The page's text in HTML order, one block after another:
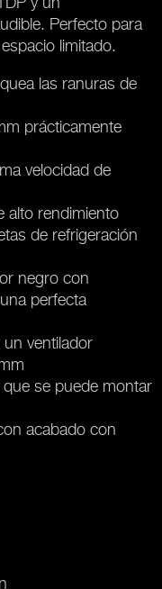
Perfecto para
limitado.
las ranuras de
prácticamente
velocidad de
alto rendimiento
de refrigeración
negro con
perfecta
ventilador
se puede montar
acabado con